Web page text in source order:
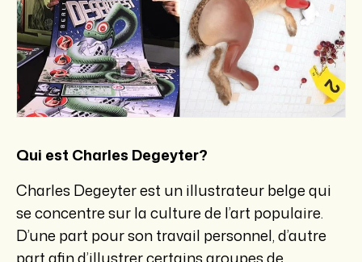
Qui est Charles Degeyter?
Charles Degeyter est un illustrateur belge qui
se concentre sur la culture de l’art populaire.
D’une part pour son travail personnel, d’autre